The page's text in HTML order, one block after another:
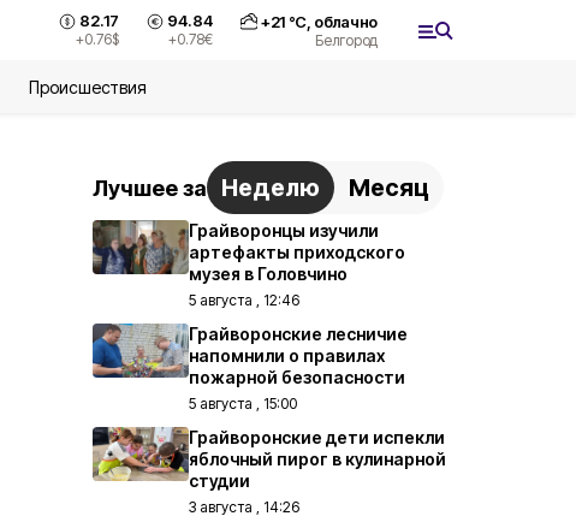
82.17
+0.76$
94.84
+0.78€
+21°С, облачно
Белгород
Происшествия
Лучшее за Неделю Месяц
Грайворонцы изучили
артефакты приходского
музея в Головчино
5 августа , 12:46
Грайворонские лесничие
напомнили о правилах
пожарной безопасности
5 августа , 15:00
Грайворонские дети испекли
яблочный пирог в кулинарной
студии
3 августа , 14:26